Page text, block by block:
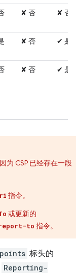
✘ 否 ✘ 否
✘ 否 ✔ 是
✘ 否 ✔ 是
为 CSP 已经存在一段
指令。
或更新的
to 指令。
标头的
Reporting-